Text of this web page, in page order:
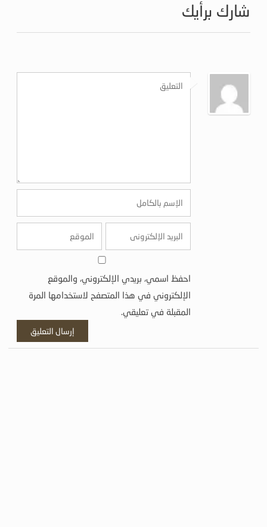
شارك برأيك
احفظ اسمي، بريدي الإلكتروني، والموقع
الإلكتروني في هذا المتصفح لاستخدامها المرة
المقبلة في تعليقي.